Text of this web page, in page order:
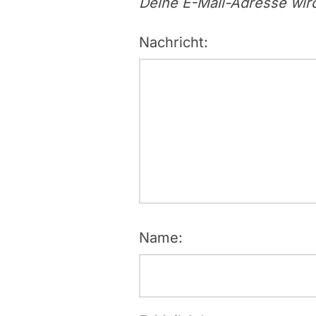
Nachricht:
Name: